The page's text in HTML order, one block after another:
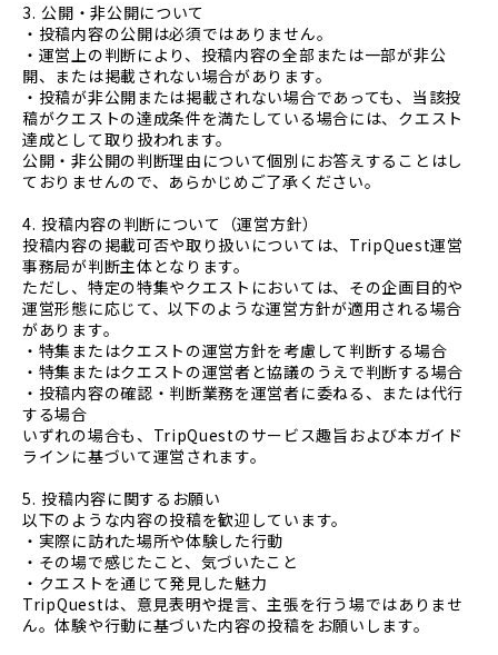
3. 公開・非公開について
・投稿内容の公開は必須ではありません。
・運営上の判断により、投稿内容の全部または一部が非公
開、または掲載されない場合があります。
・投稿が非公開または掲載されない場合であっても、当該投
稿がクエストの達成条件を満たしている場合には、クエスト
達成として取り扱われます。
公開・非公開の判断理由について個別にお答えすることはし
ておりませんので、あらかじめご了承ください。
4. 投稿内容の判断について（運営方針）
投稿内容の掲載可否や取り扱いについては、TripQuest運営
事務局が判断主体となります。
ただし、特定の特集やクエストにおいては、その企画目的や
運営形態に応じて、以下のような運営方針が適用される場合
があります。
・特集またはクエストの運営方針を考慮して判断する場合
・特集またはクエストの運営者と協議のうえで判断する場合
・投稿内容の確認・判断業務を運営者に委ねる、または代行
する場合
いずれの場合も、TripQuestのサービス趣旨および本ガイド
ラインに基づいて運営されます。
5. 投稿内容に関するお願い
以下のような内容の投稿を歓迎しています。
・実際に訪れた場所や体験した行動
・その場で感じたこと、気づいたこと
・クエストを通じて発見した魅力
TripQuestは、意見表明や提言、主張を行う場ではありませ
ん。体験や行動に基づいた内容の投稿をお願いします。